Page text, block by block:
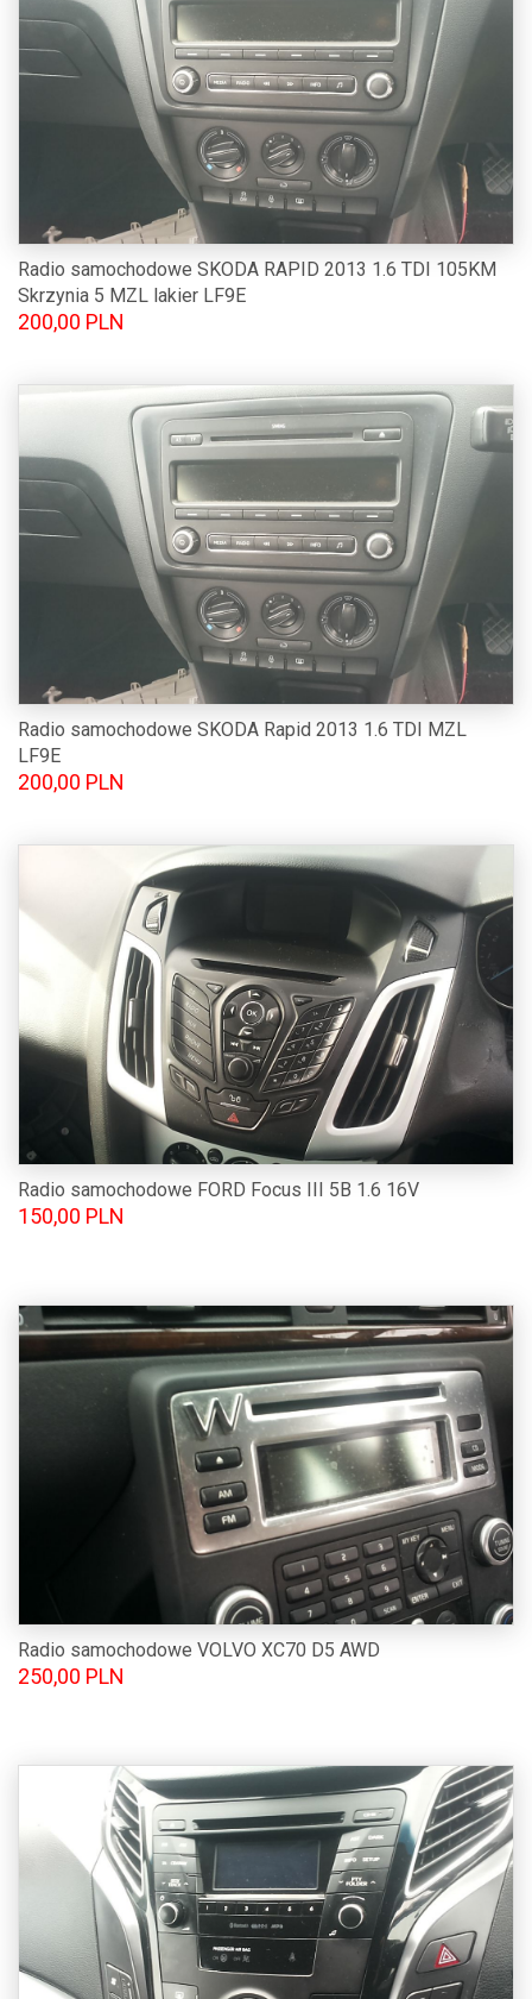
Radio samochodowe SKODA RAPID 2013 1.6 TDI 105KM
Skrzynia 5 MZL lakier LF9E
200,00 PLN
Radio samochodowe SKODA Rapid 2013 1.6 TDI MZL
LF9E
200,00 PLN
Radio samochodowe FORD Focus III 5B 1.6 16V
150,00 PLN
Radio samochodowe VOLVO XC70 D5 AWD
250,00 PLN